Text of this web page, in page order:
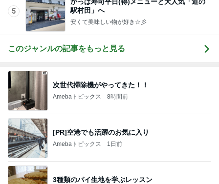
5
駅村田」へ
安くて美味しい物が好き☆彡
このジャンルの記事をもっと見る
次世代掃除機がやってきた！！
Amebaトピックス 8時間前
[PR]空港でも活躍のお気に入り
Amebaトピックス 1日前
3種類のパイ生地を学ぶレッスン